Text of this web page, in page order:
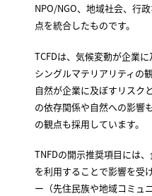
NPO/NGO、地域社会、行
点を統合したものです。
TCFDは、気候変動が企業
シングルマテリアリティの
自然が企業に及ぼすリスク
の依存関係や自然への影響
の観点も採用しています。
TNFDの開示推奨項目には
を利用することで影響を受
ー（先住民族や地域コミュ